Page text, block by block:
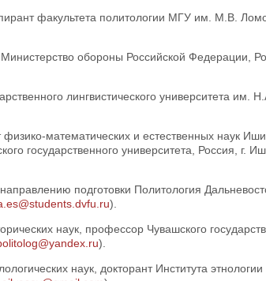
факультета политологии МГУ им. М.В.
обороны Российской Федерации,
лингвистического университета им.
физико-математических и естественных наук
государственного университета, Россия, г.
подготовки Политология
).
наук, профессор Чувашского
).
наук, докторант Института